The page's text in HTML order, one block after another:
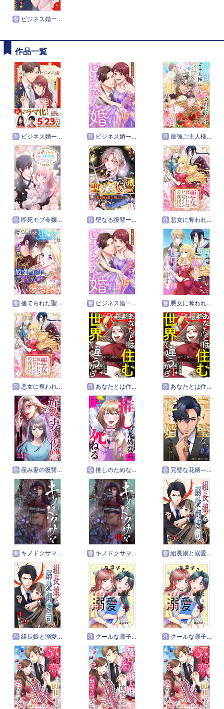
巻 ビジネス婚ー好きになったら離婚しますー【単行本版】
作品一覧
巻 ビジネス婚ー好きになったら離婚しますー【単行本版】 巻 ビジネス婚ー好きになったら離婚しますー【ページ版】 巻最強ご主人様に愛され尽くす独占婚【ページ版】
巻 即死モブ令嬢、今世は冷血執事に甘やかしていただきます【タテヨミ】 巻 聖なる復讐ー生き残り姫は剣士となるー【タテヨミ】 巻悪女に奪われたヒロインの座、取り戻します！【タテヨミ】
巻 捨てられた聖女は最強王子と暴君魔王に愛される【タテヨミ】 巻 ビジネス婚ー好きになったら離婚しますー【タテヨミ】 巻悪女に奪われたヒロインの座、取り戻します！【電子単行本版】
巻 悪女に奪われたヒロインの座、取り戻します！【ページ版】 巻 あなたとは住む世界が違うから【タテヨミ】 巻あなたとは住む世界が違うから【ページ版】
巻 産み妻の復讐～あなたを破滅させるまで【タテヨミ】 巻 推しのためなら死ねる【ページ版】 巻完璧な花婿―真実の愛を捧げますか？【タテヨミ】
巻 キノドクサマ【タテヨミ】 巻 キノドクサマ【ページ版】 巻組長娘と溺愛御曹司【タテヨミ】
巻 組長娘と溺愛御曹司【ページ版】 巻 クールな凛子さん、あざと可愛い後輩に溺愛される【タテヨミ】 巻クールな凛子さん、あざと可愛い後輩に溺愛される【ページ版】